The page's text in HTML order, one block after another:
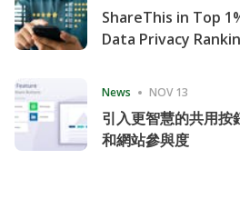
ShareThis in Top
Data Privacy
News NOV 13
引入更智慧的共用按
和網站參與度